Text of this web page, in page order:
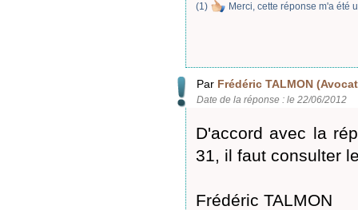
(1) Merci, cette réponse m'a été
Par Frédéric TALMON
Date de la réponse : le 22/06/2012
D'accord avec la
31, il faut consulter
Frédéric TALMON